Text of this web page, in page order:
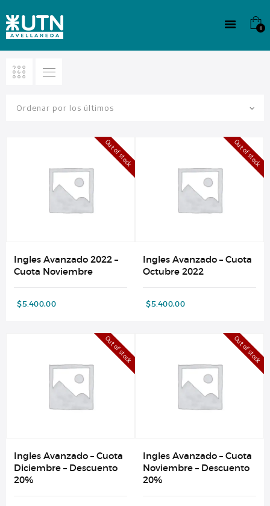
0
CULTURA
Out of stock
Ingles Avanzado 2022 –
Cuota Noviembre
$5.400,00
Out of stock
Ingles Avanzado – Cuota
Octubre 2022
$5.400,00
Out of stock
Ingles Avanzado – Cuota
Diciembre – Descuento
20%
Out of stock
Ingles Avanzado – Cuota
Noviembre – Descuento
20%